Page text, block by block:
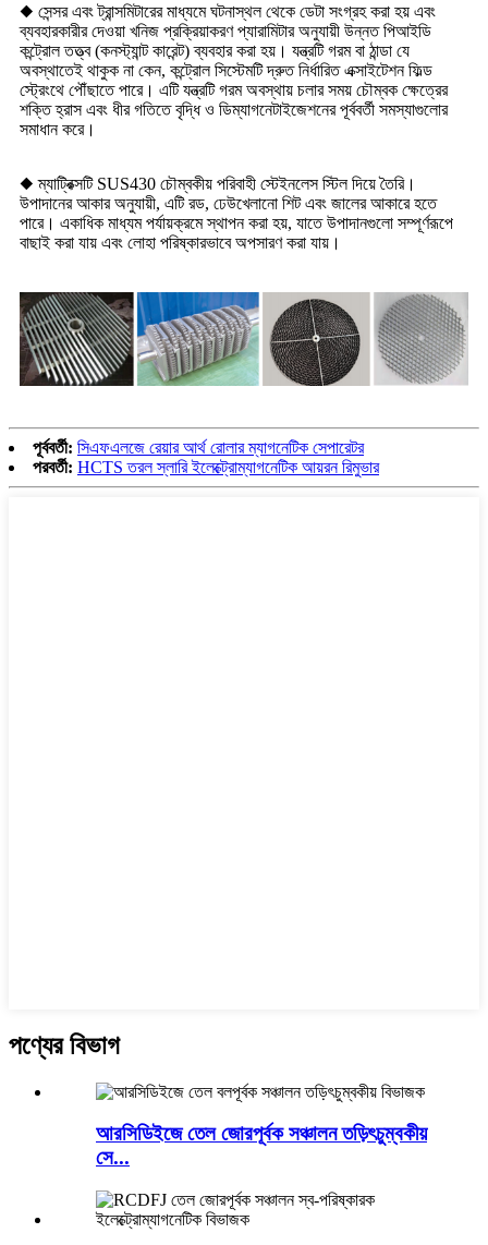
◆ সেন্সর এবং ট্রান্সমিটারের মাধ্যমে ঘটনাস্থল থেকে ডেটা সংগ্রহ করা হয় এবং
ব্যবহারকারীর দেওয়া খনিজ প্রক্রিয়াকরণ প্যারামিটার অনুযায়ী উন্নত পিআইডি
কন্ট্রোল তত্ত্ব (কনস্ট্যান্ট কারেন্ট) ব্যবহার করা হয়। যন্ত্রটি গরম বা ঠান্ডা যে
অবস্থাতেই থাকুক না কেন, কন্ট্রোল সিস্টেমটি দ্রুত নির্ধারিত এক্সাইটেশন ফিল্ড
স্ট্রেংথে পৌঁছাতে পারে। এটি যন্ত্রটি গরম অবস্থায় চলার সময় চৌম্বক ক্ষেত্রের
শক্তি হ্রাস এবং ধীর গতিতে বৃদ্ধি ও ডিম্যাগনেটাইজেশনের পূর্ববর্তী সমস্যাগুলোর
সমাধান করে।
◆ ম্যাট্রিক্সটি SUS430 চৌম্বকীয় পরিবাহী স্টেইনলেস স্টিল দিয়ে তৈরি।
উপাদানের আকার অনুযায়ী, এটি রড, ঢেউখেলানো শিট এবং জালের আকারে হতে
পারে। একাধিক মাধ্যম পর্যায়ক্রমে স্থাপন করা হয়, যাতে উপাদানগুলো সম্পূর্ণরূপে
বাছাই করা যায় এবং লোহা পরিষ্কারভাবে অপসারণ করা যায়।
পূর্ববর্তী: সিএফএলজে রেয়ার আর্থ রোলার ম্যাগনেটিক সেপারেটর
পরবর্তী: HCTS তরল স্লারি ইলেক্ট্রোম্যাগনেটিক আয়রন রিমুভার
পণ্যের বিভাগ
আরসিডিইজে তেল জোরপূর্বক সঞ্চালন তড়িৎচুম্বকীয়
সে...